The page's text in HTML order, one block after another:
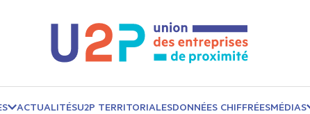
ACTUALITÉSU2P TERRITORIALESDONNÉES CHIFFRÉESMÉDIAS